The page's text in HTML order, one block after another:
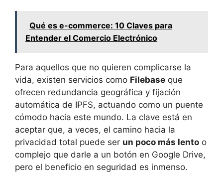
Qué es e-commerce: 10 Claves para
Entender el Comercio Electrónico
Para aquellos que no quieren complicarse la
vida, existen servicios como Filebase que
ofrecen redundancia geográfica y fijación
automática de IPFS, actuando como un puente
cómodo hacia este mundo. La clave está en
aceptar que, a veces, el camino hacia la
privacidad total puede ser un poco más lento o
complejo que darle a un botón en Google Drive,
pero el beneficio en seguridad es inmenso.